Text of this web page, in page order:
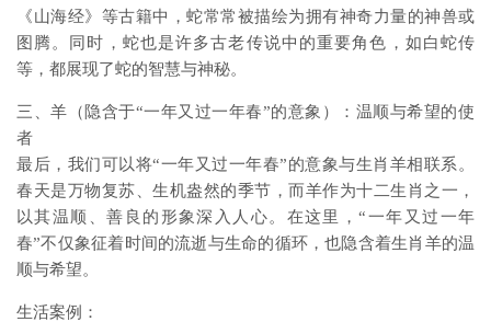
《山海经》等古籍中，蛇常常被描绘为拥有神奇力量的神兽或
图腾。同时，蛇也是许多古老传说中的重要角色，如白蛇传
等，都展现了蛇的智慧与神秘。
三、羊（隐含于“一年又过一年春”的意象）：温顺与希望的使
者
最后，我们可以将“一年又过一年春”的意象与生肖羊相联系。
春天是万物复苏、生机盎然的季节，而羊作为十二生肖之一，
以其温顺、善良的形象深入人心。在这里，“一年又过一年
春”不仅象征着时间的流逝与生命的循环，也隐含着生肖羊的温
顺与希望。
生活案例：